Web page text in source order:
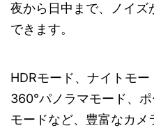
夜から日中まで、ノイズ
できます。
HDRモード、ナイトモー
360°パノラマモード、
モードなど、豊富なカ